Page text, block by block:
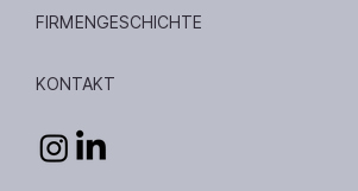
FIRMENGESCHICHTE
KONTAKT